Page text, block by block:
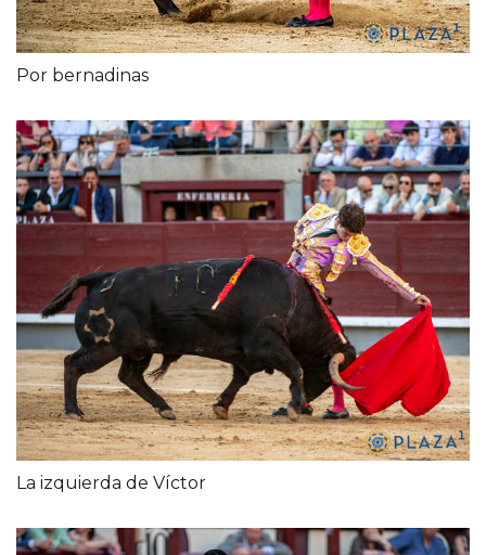
Por bernadinas
La izquierda de Víctor